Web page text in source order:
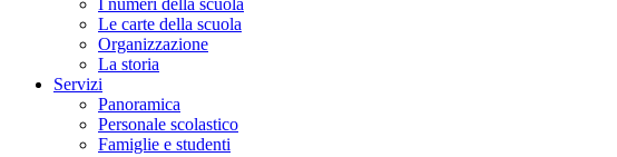
I numeri della scuola
Le carte della scuola
Organizzazione
La storia
Servizi
Panoramica
Personale scolastico
Famiglie e studenti